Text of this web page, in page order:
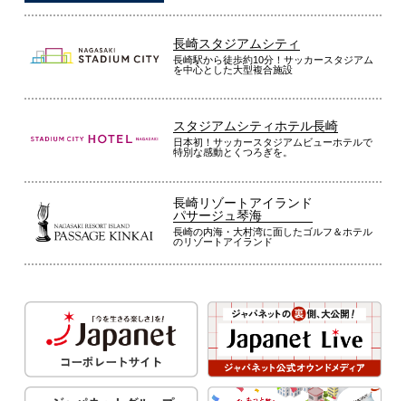
長崎スタジアムシティ
長崎駅から徒歩約10分！サッカースタジアム
を中心とした大型複合施設
スタジアムシティホテル長崎
日本初！サッカースタジアムビューホテルで
特別な感動とくつろぎを。
長崎リゾートアイランド
パサージュ琴海
長崎の内海・大村湾に面したゴルフ＆ホテル
のリゾートアイランド